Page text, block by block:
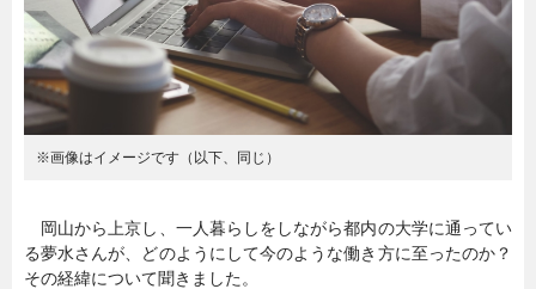
連載一覧
※画像はイメージです（以下、同じ）
岡山から上京し、一人暮らしをしながら都内の大学に通ってい
る夢水さんが、どのようにして今のような働き方に至ったのか？
その経緯について聞きました。